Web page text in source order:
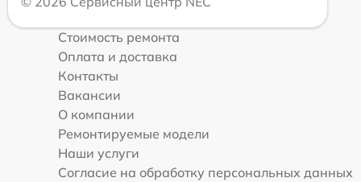
Стоимость ремонта
Оплата и доставка
Контакты
Вакансии
О компании
Ремонтируемые модели
Наши услуги
Согласие на обработку персональных данных